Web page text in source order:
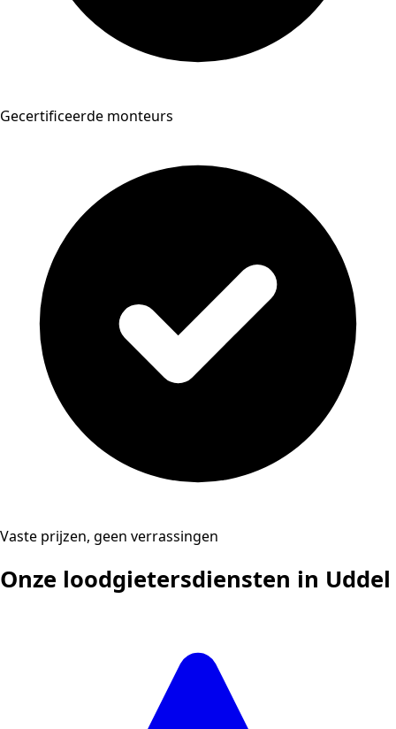
Gecertificeerde monteurs
Vaste prijzen, geen verrassingen
Onze loodgietersdiensten in Uddel